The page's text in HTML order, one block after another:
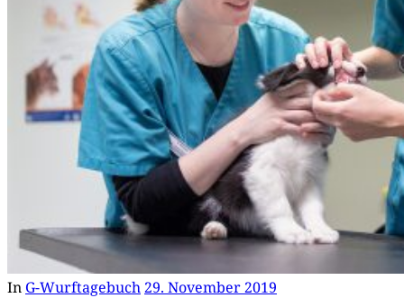
In G-Wurftagebuch29. November 2019